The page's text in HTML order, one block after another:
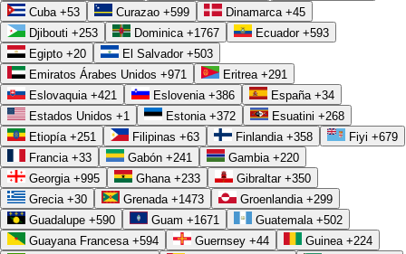
Cuba +53 Curazao +599 Dinamarca +45
Djibouti +253 Dominica +1767 Ecuador +593
Egipto +20 El Salvador +503
Emiratos Árabes Unidos +971 Eritrea +291
Eslovaquia +421 Eslovenia +386 España +34
Estados Unidos +1 Estonia +372 Esuatini +268
Etiopía +251 Filipinas +63 Finlandia +358 Fiyi +679
Francia +33 Gabón +241 Gambia +220
Georgia +995 Ghana +233 Gibraltar +350
Grecia +30 Grenada +1473 Groenlandia +299
Guadalupe +590 Guam +1671 Guatemala +502
Guayana Francesa +594 Guernsey +44 Guinea +224